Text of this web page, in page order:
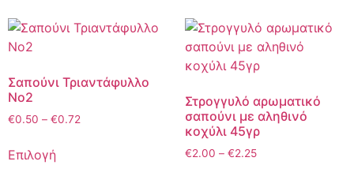
Σαπούνι Τριαντάφυλλο
Νο2
€0.50 – €0.72
Επιλογή
Στρογγυλό αρωματικό
σαπούνι με αληθινό
κοχύλι 45γρ
€2.00 – €2.25